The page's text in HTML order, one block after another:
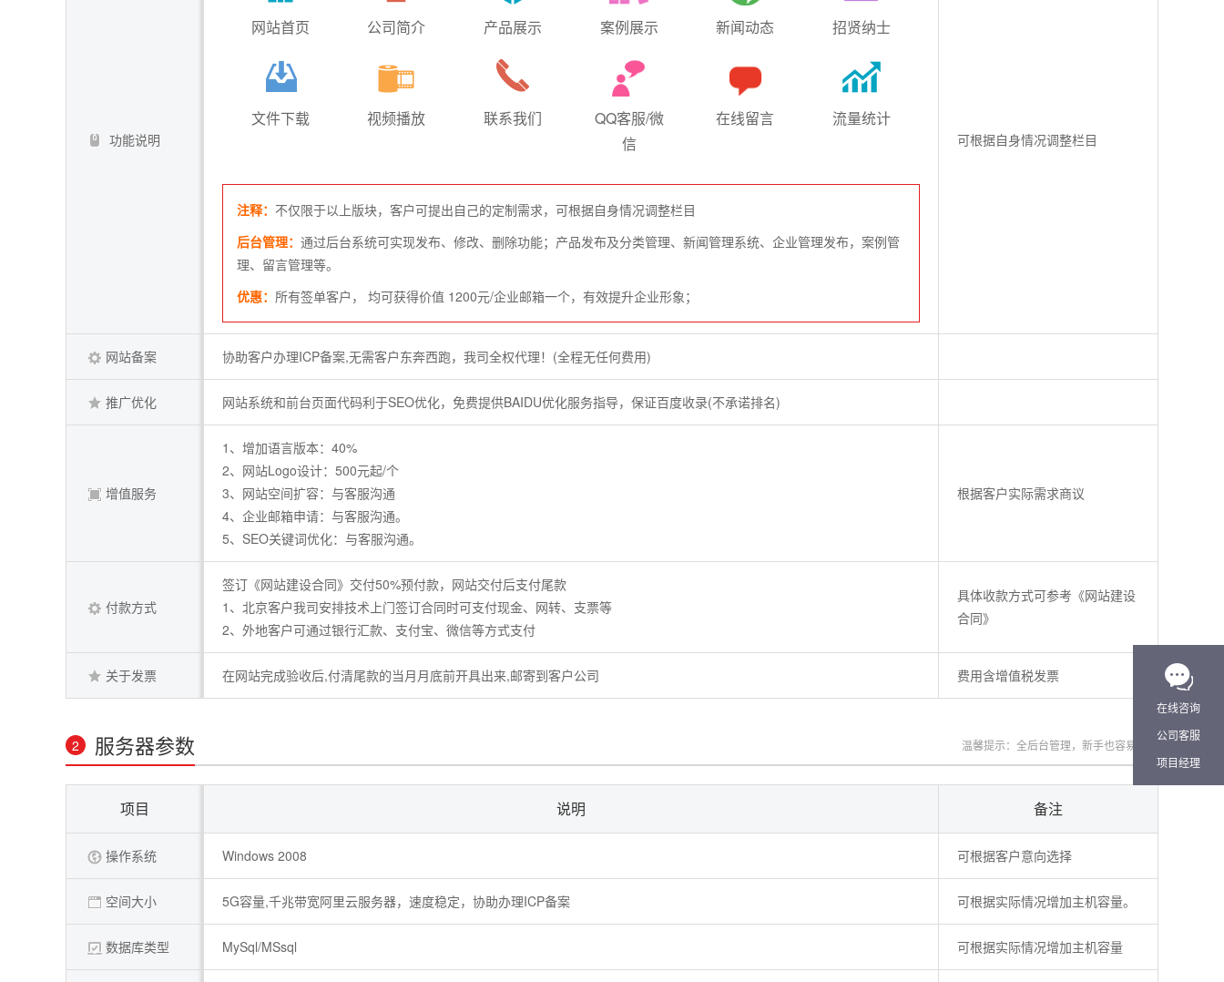
在线咨询
公司客服
项目经理
功能说明
网站首页 公司简介 产品展示 案例展示 新闻动态 招贤纳士
文件下载 视频播放 联系我们
QQ客服/微
信
在线留言 流量统计
注释： 不仅限于以上版块，客户可提出自己的定制需求，可根据自身情况调整栏目
后台管理： 通过后台系统可实现发布、修改、删除功能；产品发布及分类管理、新闻管理系统、企业管理发布，案例管
理、留言管理等。
优惠： 所有签单客户， 均可获得价值 1200元/企业邮箱一个，有效提升企业形象；
可根据自身情况调整栏目
网站备案 协助客户办理ICP备案,无需客户东奔西跑，我司全权代理！(全程无任何费用)
推广优化 网站系统和前台页面代码利于SEO优化，免费提供BAIDU优化服务指导，保证百度收录(不承诺排名)
增值服务
1、增加语言版本：40%
2、网站Logo设计：500元起/个
3、网站空间扩容：与客服沟通
4、企业邮箱申请：与客服沟通。
5、SEO关键词优化：与客服沟通。
根据客户实际需求商议
付款方式
签订《网站建设合同》交付50%预付款，网站交付后支付尾款
1、北京客户我司安排技术上门签订合同时可支付现金、网转、支票等
2、外地客户可通过银行汇款、支付宝、微信等方式支付
具体收款方式可参考《网站建设
合同》
关于发票 在网站完成验收后,付清尾款的当月月底前开具出来,邮寄到客户公司 费用含增值税发票
温馨提示：全后台管理，新手也容易操作
2 服务器参数
项目 说明 备注
操作系统 Windows 2008 可根据客户意向选择
空间大小 5G容量,千兆带宽阿里云服务器，速度稳定，协助办理ICP备案 可根据实际情况增加主机容量。
数据库类型 MySql/MSsql 可根据实际情况增加主机容量